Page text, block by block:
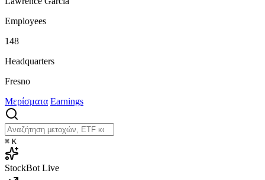
Employees
148
Headquarters
Fresno
Μερίσματα Earnings
⌘ K
StockBot Live